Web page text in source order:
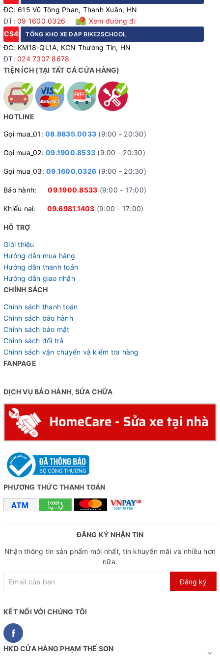
Phanh đĩa thủy lực dây cáp
Xe được trang bị phanh đĩa thủy lực dây cáp, đảm bảo lực
phanh mạnh mẽ và chính xác trong mọi điều kiện thời tiết.
bảo an toàn khi di chuyển ở tốc độ cao hoặc trên đường
trơn trượt.
Phụ tùng chất lượng cao
Lốp xe có kích thước 700C*28C, phù hợp cho xe đạp đua
với khả năng di chuyển nhanh chóng và ít ma sát. Vành xe
chắc chắn và khả năng chịu tải của xe. Với thiết kế vành
hợp kim, xe có khả năng chịu lực tốt và đảm bảo độ bền bỉ
qua thời gian.
phép tháo nhanh khi cần thiết. Ổ bi Branta giúp giảm thiểu
ma sát, tạo sự mượt mà trong quá trình đạp xe và nâng cao
trải nghiệm lái.
ĐC: 615 Vũ Tông Phan, Thanh Xuân, HN
ĐT: 09 1600 0326
Xem đường đi
CS4
TỔNG KHO XE ĐẠP BIKE2SCHOOL
ĐC: KM18-QL1A, KCN Thường Tín, HN
ĐT: 024 7307 8678
TIỆN ÍCH (TẠI TẤT CẢ CỬA HÀNG)
HOTLINE
Gọi mua_01: 08.8835.0033 (9:00 - 20:30)
Gọi mua_02: 09.1900.8533 (9:00 - 20:30)
Gọi mua_03: 09.1600.0326 (9:00 - 20:30)
Bảo hành:09.1900.8533 (9:00 - 17:00)
Khiếu nại: 09.6981.1403 (9:00 - 17:00)
HỖ TRỢ
Giới thiệu
Hướng dẫn mua hàng
Hướng dẫn thanh toán
Hướng dẫn giao nhận
CHÍNH SÁCH
Chính sách thanh toán
Chỉnh sách bảo hành
Chỉnh sách bảo mật
Chỉnh sách đổi trả
Chỉnh sách vận chuyển và kiểm tra hàng
FANPAGE
DỊCH VỤ BẢO HÀNH, SỬA CHỮA
PHƯƠNG THỨC THANH TOÁN
ĐĂNG KÝ NHẬN TIN
Nhận thông tin sản phẩm mới nhất, tin khuyến mãi và nhiều hơn
nữa.
Đăng ký
KẾT NỐI VỚI CHÚNG TÔI
HKD CỬA HÀNG PHẠM THẾ SƠN